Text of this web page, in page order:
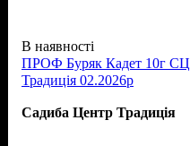
В наявності
ПРОФ Буряк Кадет 10г СЦ
Традиція 02.2026р
Садиба Центр Традиція